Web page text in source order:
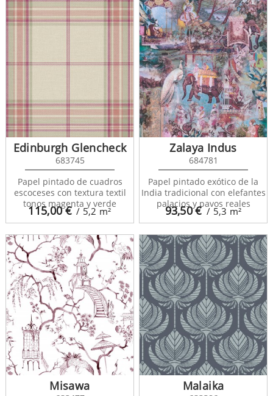
115,00€ / 5,2 m²
Edinburgh Glencheck
683745
Papel pintado de cuadros
escoceses con textura textil
tonos magenta y verde
93,50€ / 5,3m²
Zalaya Indus
684781
Papel pintado exótico de la
India tradicional con elefantes
palacios y pavos reales
Misawa Malaika